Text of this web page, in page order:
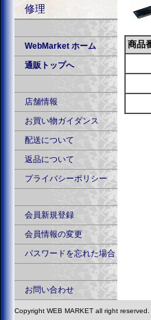
修理
WebMarket ホーム
通販トップへ
店舗情報
お買い物ガイダンス
配送について
返品について
プライバシーポリシー
会員新規登録
会員情報の変更
パスワードを忘れた場合
お問い合わせ
商品
Copyright WEB MARKET all right reserved.